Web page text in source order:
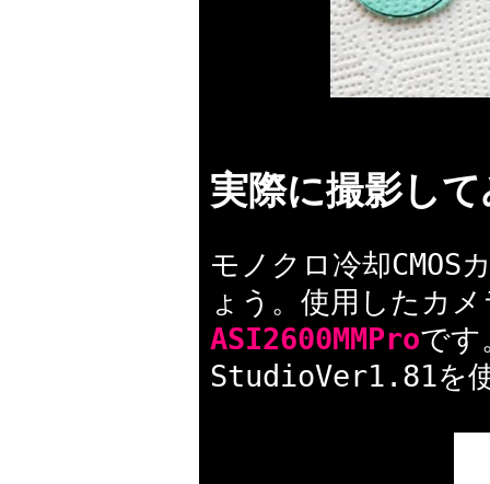
実際に撮影し
モノクロ冷却CMOS
ょう。使用したカメ
ASI2600MMProです
StudioVer1.81を